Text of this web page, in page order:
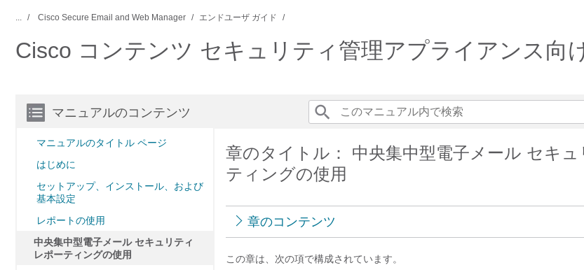
... Cisco Secure Email and Web Manager エンドユーザ ガイド
Cisco コンテンツ セキュリティ管理アプライアンス向
マニュアルのコンテンツ
マニュアルのタイトル ページ
はじめに
セットアップ、インストール、および
基本設定
レポートの使用
中央集中型電子メール セキュリティ
レポーティングの使用
章のタイトル： 中央集中型電子メール セキ
ティングの使用
章のコンテンツ
この章は、次の項で構成されています。